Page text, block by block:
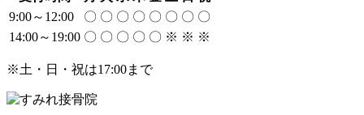
9:00～12:00
〇 〇 〇 〇 〇 〇 〇 〇
14:00～19:00 〇 〇 〇 〇 〇 ※ ※ ※
※土・日・祝は17:00まで